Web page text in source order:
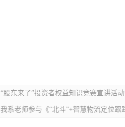
“股东来了”投资者权益知识竞赛宣讲活动
我系老师参与《“北斗”+智慧物流定位